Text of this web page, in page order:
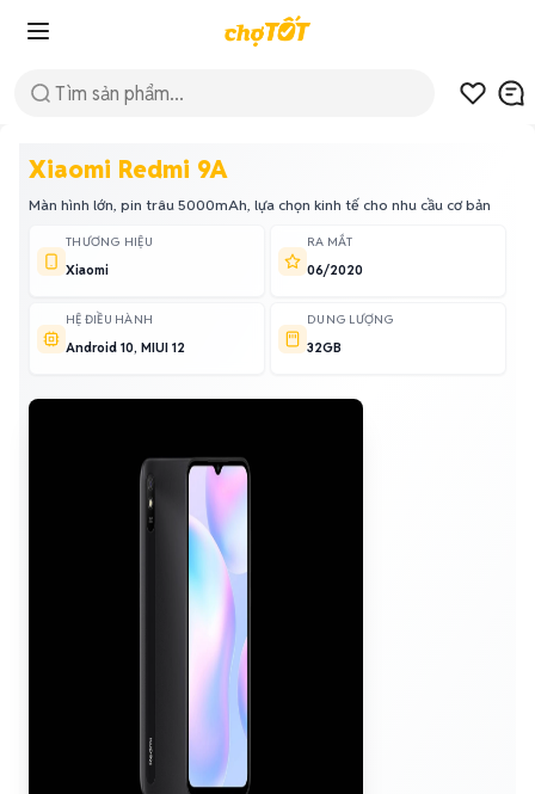
Xiaomi Redmi 9A
Màn hình lớn, pin trâu 5000mAh, lựa chọn kinh tế cho nhu cầu cơ bản
THƯƠNG HIỆU
Xiaomi
RA MẮT
06/2020
HỆ ĐIỀU HÀNH
Android 10, MIUI 12
DUNG LƯỢNG
32GB